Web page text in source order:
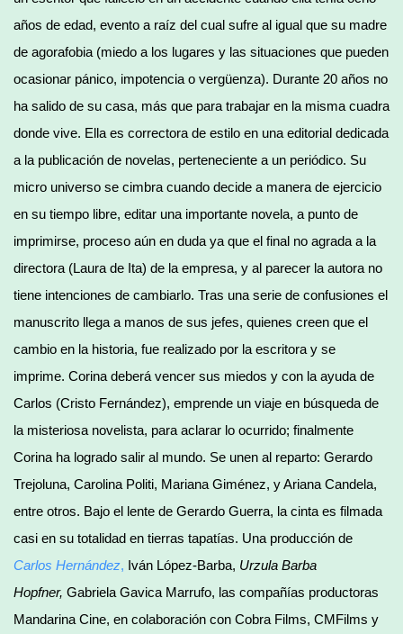
años de edad, evento a raíz del cual sufre al igual que su madre
de agorafobia (miedo a los lugares y las situaciones que pueden
ocasionar pánico, impotencia o vergüenza). Durante 20 años no
ha salido de su casa, más que para trabajar en la misma cuadra
donde vive. Ella es correctora de estilo en una editorial dedicada
a la publicación de novelas, perteneciente a un periódico. Su
micro universo se cimbra cuando decide a manera de ejercicio
en su tiempo libre, editar una importante novela, a punto de
imprimirse, proceso aún en duda ya que el final no agrada a la
directora (Laura de Ita) de la empresa, y al parecer la autora no
tiene intenciones de cambiarlo. Tras una serie de confusiones el
manuscrito llega a manos de sus jefes, quienes creen que el
cambio en la historia, fue realizado por la escritora y se
imprime. Corina deberá vencer sus miedos y con la ayuda de
Carlos (Cristo Fernández), emprende un viaje en búsqueda de
la misteriosa novelista, para aclarar lo ocurrido; finalmente
Corina ha logrado salir al mundo. Se unen al reparto: Gerardo
Trejoluna, Carolina Politi, Mariana Giménez, y Ariana Candela,
entre otros. Bajo el lente de Gerardo Guerra, la cinta es filmada
casi en su totalidad en tierras tapatías. Una producción de
Carlos Hernández, Iván López-Barba, Urzula Barba
Hopfner, Gabriela Gavica Marrufo, las compañías productoras
Mandarina Cine, en colaboración con Cobra Films, CMFilms y